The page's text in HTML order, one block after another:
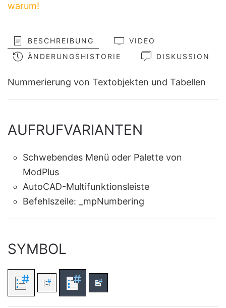
warum!
BESCHREIBUNG
VIDEO
ÄNDERUNGSHISTORIE
DISKUSSION
Nummerierung von Textobjekten und Tabellen
AUFRUFVARIANTEN
Schwebendes Menü oder Palette von
ModPlus
AutoCAD-Multifunktionsleiste
Befehlszeile:
_mpNumbering
SYMBOL